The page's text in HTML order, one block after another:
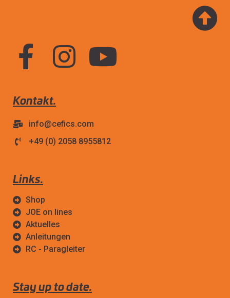
Kontakt.
info@cefics.com
+49 (0) 2058 8955812
Links.
Shop
JOE on lines
Aktuelles
Anleitungen
RC - Paragleiter
Stay up to date.